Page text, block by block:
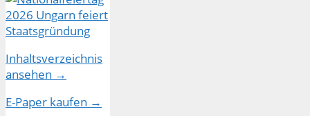
Inhaltsverzeichnis
ansehen →
E-Paper kaufen →